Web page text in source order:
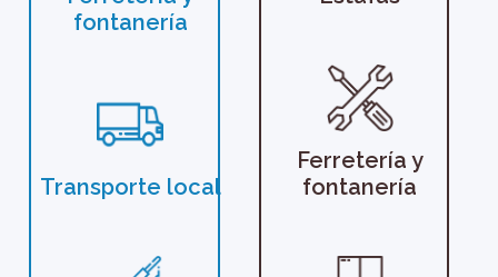
fontanería
Transporte local
Ferretería y
fontanería